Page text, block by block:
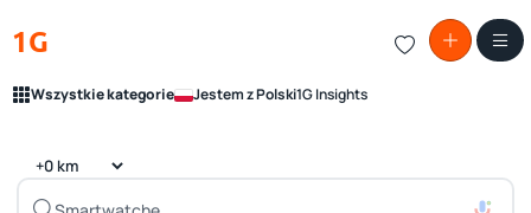
1G
Wszystkie kategorie Jestem z Polski1G Insights